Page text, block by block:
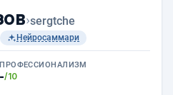
›sergtche
Нейросаммари
ПРОФЕССИОНАЛИЗМ
-/10